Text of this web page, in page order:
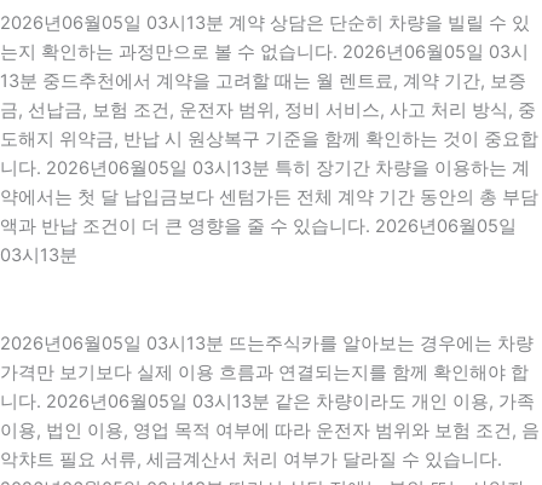
2026년06월05일 03시13분 계약 상담은 단순히 차량을 빌릴 수 있
는지 확인하는 과정만으로 볼 수 없습니다. 2026년06월05일 03시
13분 중드추천에서 계약을 고려할 때는 월 렌트료, 계약 기간, 보증
금, 선납금, 보험 조건, 운전자 범위, 정비 서비스, 사고 처리 방식, 중
도해지 위약금, 반납 시 원상복구 기준을 함께 확인하는 것이 중요합
니다. 2026년06월05일 03시13분 특히 장기간 차량을 이용하는 계
약에서는 첫 달 납입금보다 센텀가든 전체 계약 기간 동안의 총 부담
액과 반납 조건이 더 큰 영향을 줄 수 있습니다. 2026년06월05일
03시13분
2026년06월05일 03시13분 뜨는주식카를 알아보는 경우에는 차량
가격만 보기보다 실제 이용 흐름과 연결되는지를 함께 확인해야 합
니다. 2026년06월05일 03시13분 같은 차량이라도 개인 이용, 가족
이용, 법인 이용, 영업 목적 여부에 따라 운전자 범위와 보험 조건, 음
악챠트 필요 서류, 세금계산서 처리 여부가 달라질 수 있습니다.